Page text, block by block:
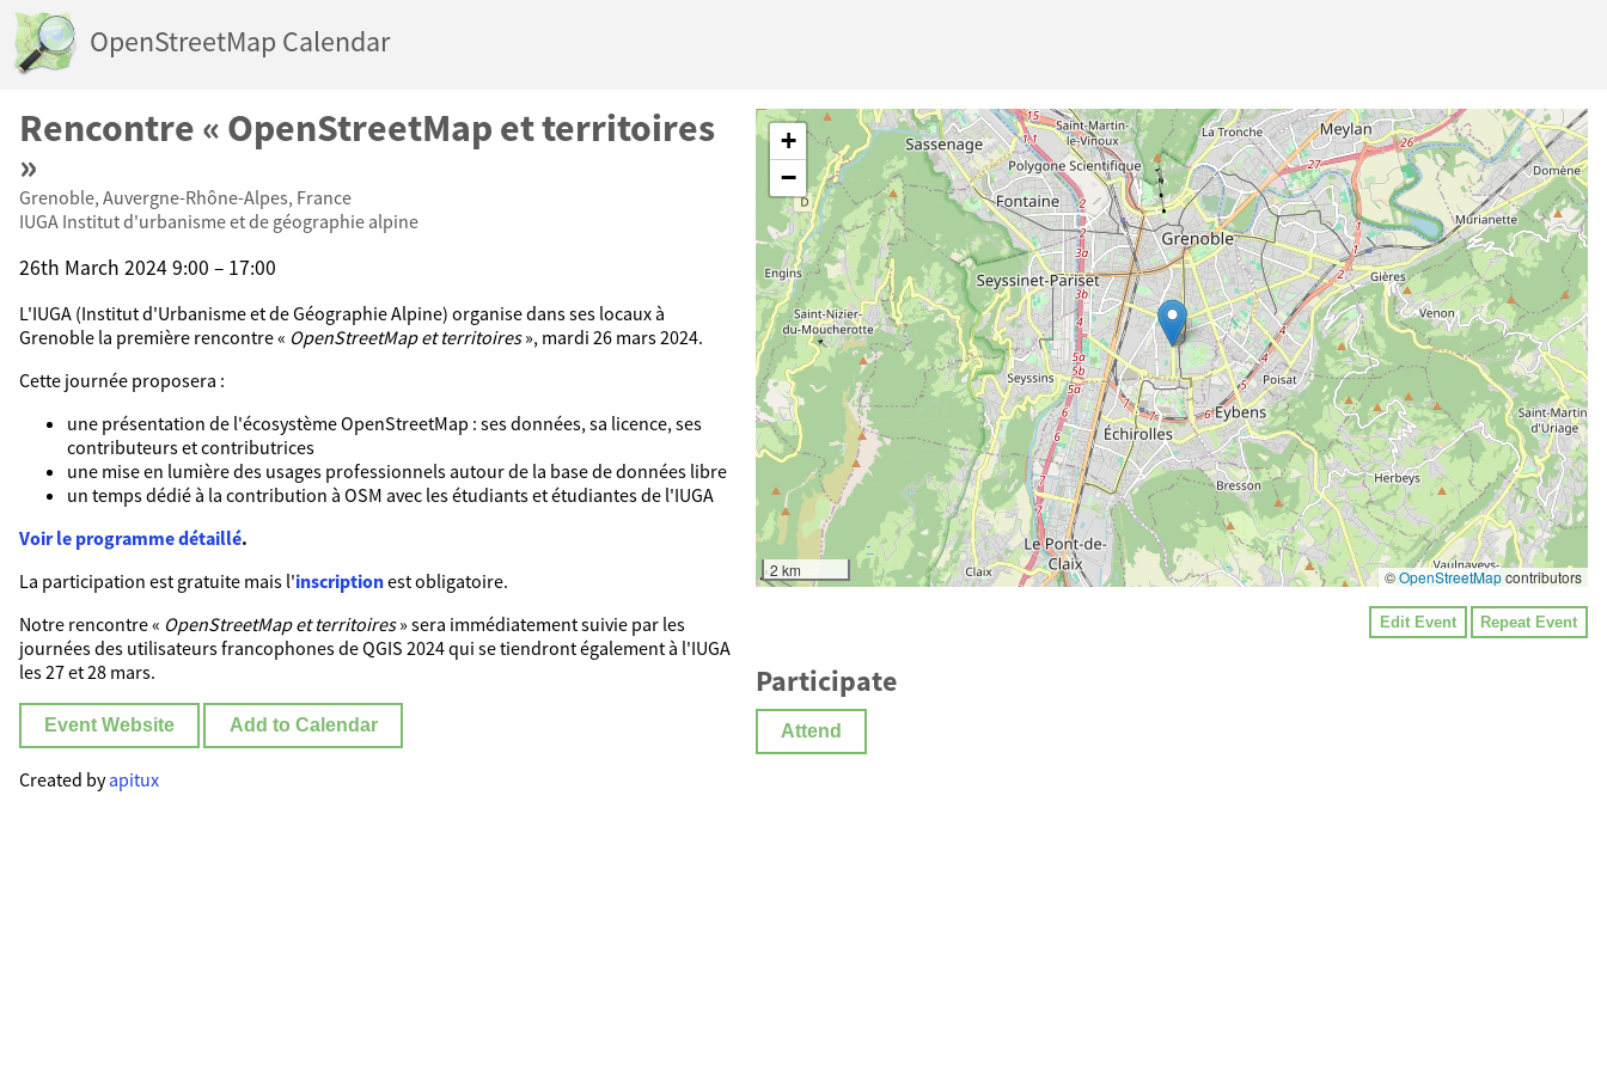
OpenStreetMap Calendar
Rencontre « OpenStreetMap et territoires
»
Grenoble, Auvergne-Rhône-Alpes, France
IUGA Institut d'urbanisme et de géographie alpine
26th March 2024 9:00 – 17:00
L'IUGA (Institut d'Urbanisme et de Géographie Alpine) organise dans ses locaux à
Grenoble la première rencontre « OpenStreetMap et territoires», mardi 26 mars 2024.
Cette journée proposera :
une présentation de l'écosystème OpenStreetMap : ses données, sa licence, ses
contributeurs et contributrices
une mise en lumière des usages professionnels autour de la base de données libre
un temps dédié à la contribution à OSM avec les étudiants et étudiantes de l'IUGA
Voir le programme détaillé.
La participation est gratuite mais l'inscriptionest obligatoire.
Notre rencontre « OpenStreetMap et territoires» sera immédiatement suivie par les
journées des utilisateurs francophones de QGIS 2024 qui se tiendront également à l'IUGA
les 27 et 28 mars.
Event Website Add to Calendar
+
−
2 km ©OpenStreetMapcontributors
Edit Event Repeat Event
Participate
Attend
Created byapitux